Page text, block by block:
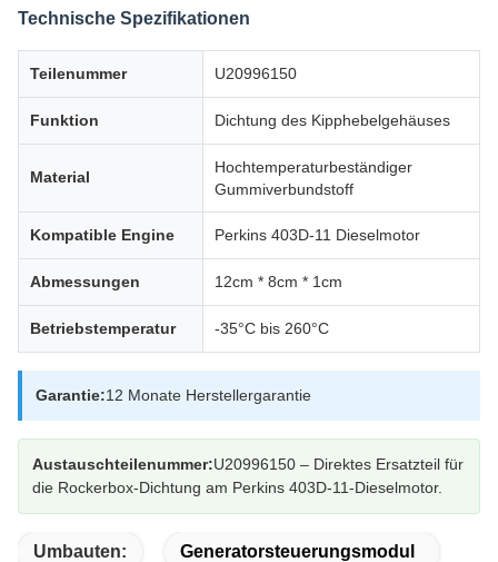
Technische Spezifikationen
Teilenummer U20996150
Funktion Dichtung des Kipphebelgehäuses
Material
Hochtemperaturbeständiger
Gummiverbundstoff
Kompatible Engine Perkins 403D-11 Dieselmotor
Abmessungen 12cm * 8cm * 1cm
Betriebstemperatur -35°C bis 260°C
Garantie:12 Monate Herstellergarantie
Austauschteilenummer:U20996150 – Direktes Ersatzteil für
die Rockerbox-Dichtung am Perkins 403D-11-Dieselmotor.
Umbauten: Generatorsteuerungsmodul